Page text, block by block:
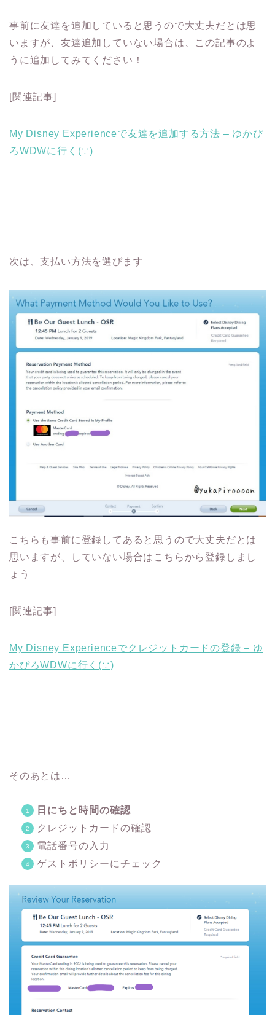
事前に友達を追加していると思うので大丈夫だとは思
いますが、友達追加していない場合は、この記事のよ
うに追加してみてください！
[関連記事]
My Disney Experienceで友達を追加する方法 – ゆかぴ
ろWDWに行く(∵)
次は、支払い方法を選びます
こちらも事前に登録してあると思うので大丈夫だとは
思いますが、していない場合はこちらから登録しまし
ょう
[関連記事]
My Disney Experienceでクレジットカードの登録 – ゆ
かぴろWDWに行く(∵)
そのあとは…
日にちと時間の確認
クレジットカードの確認
電話番号の入力
ゲストポリシーにチェック